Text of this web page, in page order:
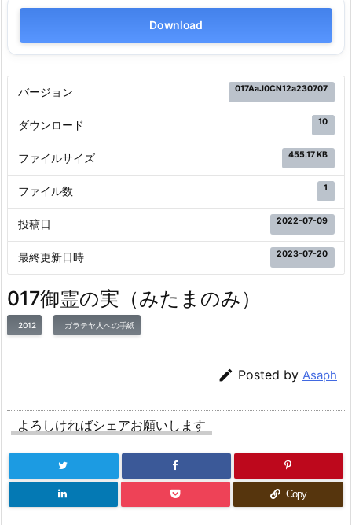
Download
バージョン 017AaJ0CN12a230707
ダウンロード 10
ファイルサイズ 455.17 KB
ファイル数 1
投稿日 2022-07-09
最終更新日時 2023-07-20
017御霊の実（みたまのみ）
2012 ガラテヤ人への手紙
 Posted by Asaph
よろしければシェアお願いします
Copy